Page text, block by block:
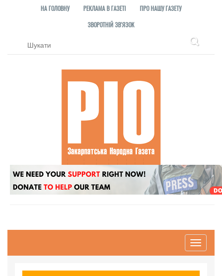
НА ГОЛОВНУ РЕКЛАМА В ГАЗЕТІ
ПРО НАШУ ГАЗЕТУ
ЗВОРОТНІЙ ЗВ'ЯЗОК
Toggle